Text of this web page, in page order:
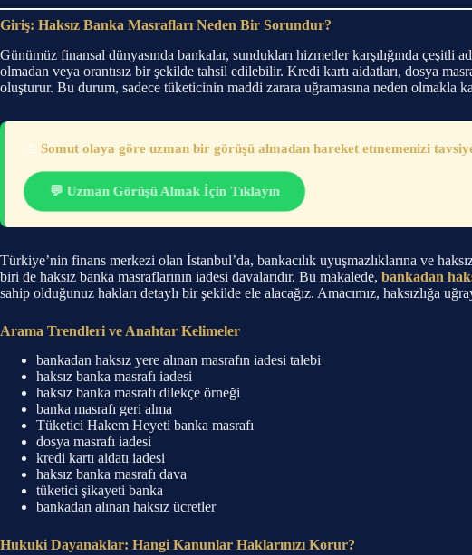
Giriş: Haksız Banka Masrafları Neden Bir Sorundur?
Günümüz finansal dünyasında bankalar, sundukları hizmetler karşılığında çeşitli
olmadan veya orantısız bir şekilde tahsil edilebilir. Kredi kartı aidatları, dosya
oluşturur. Bu durum, sadece tüketicinin maddi zarara uğramasına neden olmakla
⚠️ Somut olaya göre uzman bir görüşü almadan hareket etmemenizi
💬 Uzman Görüşü Almak İçin Tıklayın
Türkiye’nin finans merkezi olan İstanbul’da, bankacılık uyuşmazlıklarına ve
biri de haksız banka masraflarının iadesi davalarıdır. Bu makalede, bankadan
sahip olduğunuz hakları detaylı bir şekilde ele alacağız. Amacımız, haksızlığa
Arama Trendleri ve Anahtar Kelimeler
bankadan haksız yere alınan masrafın iadesi talebi
haksız banka masrafı iadesi
haksız banka masrafı dilekçe örneği
banka masrafı geri alma
Tüketici Hakem Heyeti banka masrafı
dosya masrafı iadesi
kredi kartı aidatı iadesi
haksız banka masrafı dava
tüketici şikayeti banka
bankadan alınan haksız ücretler
Hukuki Dayanaklar: Hangi Kanunlar Haklarınızı Korur?